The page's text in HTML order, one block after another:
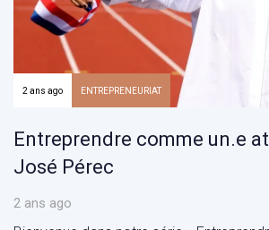
2 ans ago ENTREPRENEURIAT
Entreprendre comme un.e
José Pérec
2 ans ago